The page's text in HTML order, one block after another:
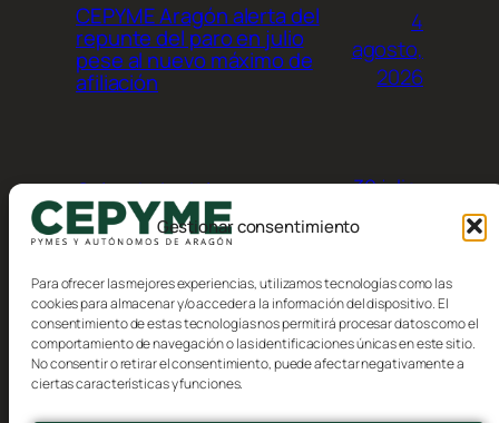
Gestionar consentimiento
Para ofrecer las mejores experiencias, utilizamos tecnologías como las
cookies para almacenar y/o acceder a la información del dispositivo. El
consentimiento de estas tecnologías nos permitirá procesar datos como el
comportamiento de navegación o las identificaciones únicas en este sitio.
No consentir o retirar el consentimiento, puede afectar negativamente a
ciertas características y funciones.
CEPYME Aragón alerta del
repunte del paro en julio
pese al nuevo máximo de
afiliación
4
agosto,
2026
Calendario del
contribuyente, Agosto 2026
30 julio,
Eventos